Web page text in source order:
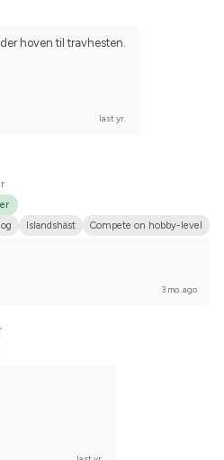
hoven til travhesten.
last yr.
Islandshäst Compete on hobby-level
3 mo. ago